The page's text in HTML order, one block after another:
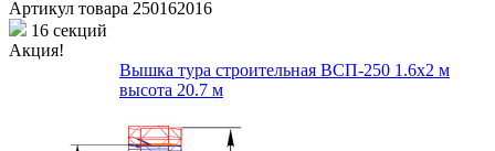
Артикул товара 250162016
16 секций
Акция!
Вышка тура строительная ВСП-250 1.6х2 м
высота 20.7 м